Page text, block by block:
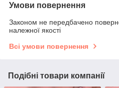
Умови повернення
Законом не передбачено
належної якості
Всі умови повернення
Подібні товари компанії